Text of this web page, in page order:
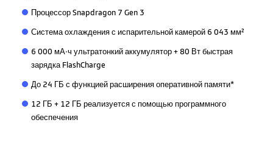
Процессор Snapdragon 7 Gen 3
Система охлаждения с испарительной камерой 6 043 мм²
6 000 мА·ч ультратонкий аккумулятор + 80 Вт быстрая
зарядка FlashCharge
До 24 ГБ с функцией расширения оперативной памяти*
12 ГБ + 12 ГБ реализуется с помощью программного
обеспечения